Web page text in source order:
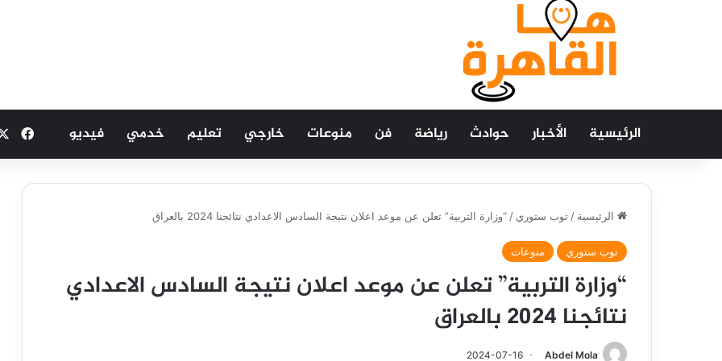
الرئيسية الأخبار حوادث رياضة فن منوعات خارجي تعليم خدمي فيديو
الرئيسية / توب ستوري / “وزارة التربية” تعلن عن موعد اعلان نتيجة السادس الاعدادي نتائجنا 2024 بالعراق
توب ستوري منوعات
“وزارة التربية” تعلن عن موعد اعلان نتيجة السادس الاعدادي
نتائجنا 2024 بالعراق
Abdel Mola
2024-07-16